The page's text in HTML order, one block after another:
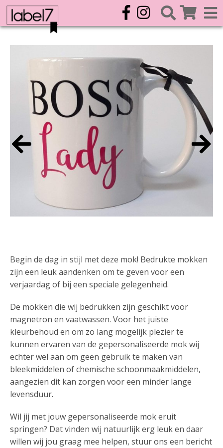
Begin de dag in stijl met deze mok! Bedrukte mokken
zijn een leuk aandenken om te geven voor een
verjaardag of bij een speciale gelegenheid.
De mokken die wij bedrukken zijn geschikt voor
magnetron en vaatwassen. Voor het juiste
kleurbehoud en om zo lang mogelijk plezier te
kunnen ervaren van de gepersonaliseerde mok wij
echter wel aan om geen gebruik te maken van
bleekmiddelen of chemische schoonmaakmiddelen,
aangezien dit kan zorgen voor een minder lange
levensduur.
Wil jij met jouw gepersonaliseerde mok eruit
springen? Dat vinden wij natuurlijk erg leuk en daar
willen wij jou graag mee helpen, stuur ons een bericht